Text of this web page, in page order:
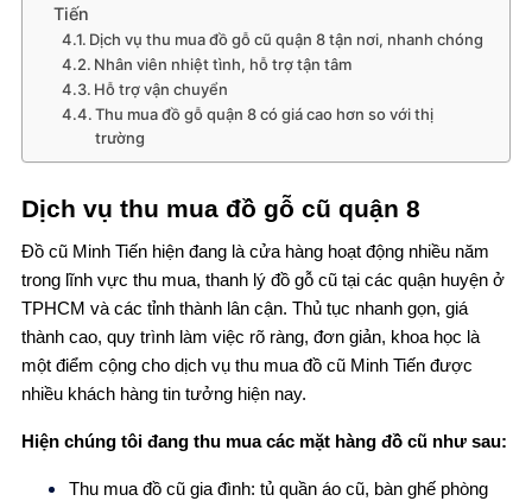
Tiến
Dịch vụ thu mua đồ gỗ cũ quận 8 tận nơi, nhanh chóng
Nhân viên nhiệt tình, hỗ trợ tận tâm
Hỗ trợ vận chuyển
Thu mua đồ gỗ quận 8 có giá cao hơn so với thị
trường
Dịch vụ thu mua đồ gỗ cũ quận 8
Đồ cũ Minh Tiến hiện đang là cửa hàng hoạt động nhiều năm
trong lĩnh vực thu mua, thanh lý đồ gỗ cũ tại các quận huyện ở
TPHCM và các tỉnh thành lân cận. Thủ tục nhanh gọn, giá
thành cao, quy trình làm việc rõ ràng, đơn giản, khoa học là
một điểm cộng cho dịch vụ thu mua đồ cũ Minh Tiến được
nhiều khách hàng tin tưởng hiện nay.
Hiện chúng tôi đang thu mua các mặt hàng đồ cũ như sau:
Thu mua đồ cũ gia đình: tủ quần áo cũ, bàn ghế phòng